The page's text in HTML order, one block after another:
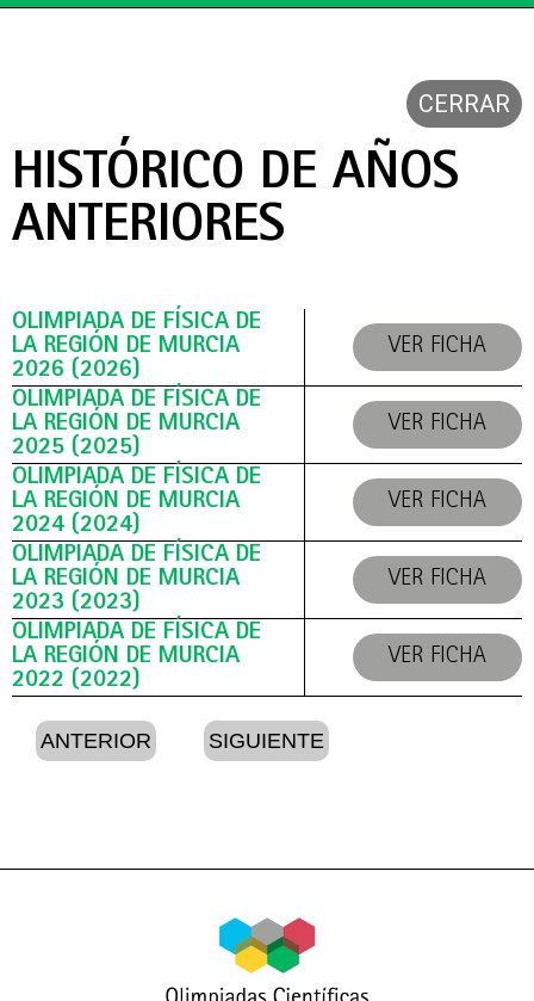
CERRAR
HISTÓRICO DE AÑOS
ANTERIORES
OLIMPIADA DE FÍSICA DE
LA REGIÓN DE MURCIA
2026 (2026)
VER FICHA
OLIMPIADA DE FÍSICA DE
LA REGIÓN DE MURCIA
2025 (2025)
VER FICHA
OLIMPIADA DE FÍSICA DE
LA REGIÓN DE MURCIA
2024 (2024)
VER FICHA
OLIMPIADA DE FÍSICA DE
LA REGIÓN DE MURCIA
2023 (2023)
VER FICHA
OLIMPIADA DE FÍSICA DE
LA REGIÓN DE MURCIA
2022 (2022)
VER FICHA
ANTERIOR SIGUIENTE